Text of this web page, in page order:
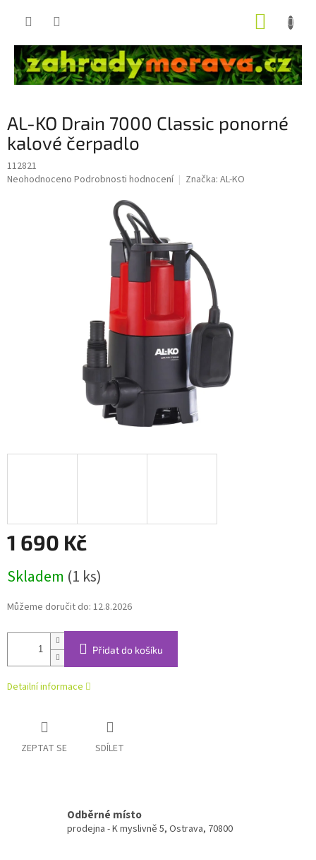
AL-KO Drain 7000 Classic ponorné
kalové čerpadlo
112821
Průměrné
Neohodnoceno Podrobnosti hodnocení Značka: AL-KO
1 690 Kč
cena:
Skladem (1 ks)
Můžeme doručit do: 12.8.2026
Přidat do košíku
Detailní informace
ZEPTAT SE SDÍLET
Odběrné místo
prodejna - K myslivně 5, Ostrava, 70800